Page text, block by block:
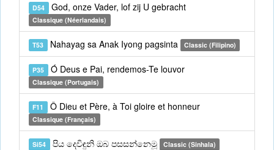
D54 God, onze Vader, lof zij U gebracht
Classique (Néerlandais)
T53 Nahayag sa Anak Iyong pagsinta Classic (Filipino)
P35 Ó Deus e Pai, rendemos-Te louvor
Classique (Portugais)
F11 Ô Dieu et Père, à Toi gloire et honneur
Classique (Français)
Si54 පිය දෙවිඳුනි ඔබ පසසන්නෙමූ Classic (Sinhala)